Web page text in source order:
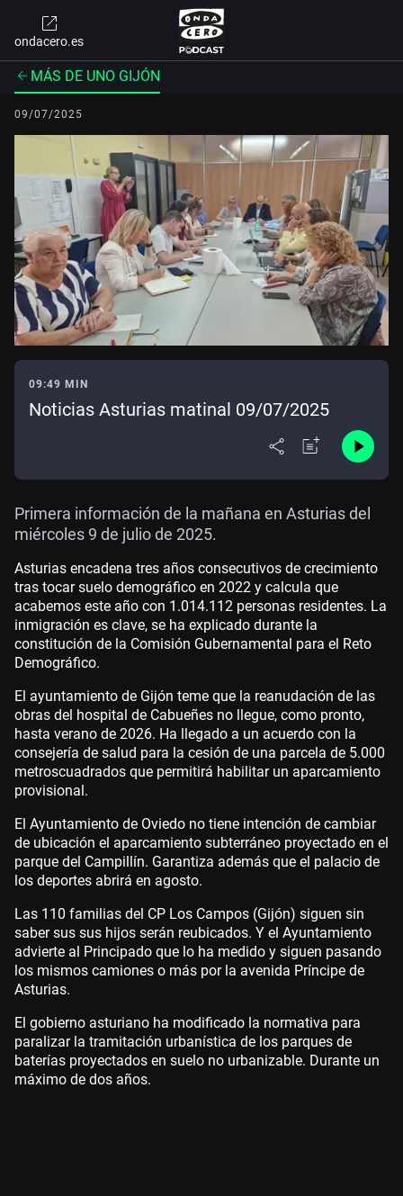
ondacero.es
MÁS DE UNO GIJÓN
09/07/2025
09:49 MIN
Noticias Asturias matinal 09/07/2025
Primera información de la mañana en Asturias del
miércoles 9 de julio de 2025.
Asturias encadena tres años consecutivos de crecimiento
tras tocar suelo demográfico en 2022 y calcula que
acabemos este año con 1.014.112 personas residentes. La
inmigración es clave, se ha explicado durante la
constitución de la Comisión Gubernamental para el Reto
Demográfico.
El ayuntamiento de Gijón teme que la reanudación de las
obras del hospital de Cabueñes no llegue, como pronto,
hasta verano de 2026. Ha llegado a un acuerdo con la
consejería de salud para la cesión de una parcela de 5.000
metroscuadrados que permitirá habilitar un aparcamiento
provisional.
El Ayuntamiento de Oviedo no tiene intención de cambiar
de ubicación el aparcamiento subterráneo proyectado en el
parque del Campillín. Garantiza además que el palacio de
los deportes abrirá en agosto.
Las 110 familias del CP Los Campos (Gijón) siguen sin
saber sus sus hijos serán reubicados. Y el Ayuntamiento
advierte al Principado que lo ha medido y siguen pasando
los mismos camiones o más por la avenida Príncipe de
Asturias.
El gobierno asturiano ha modificado la normativa para
paralizar la tramitación urbanística de los parques de
baterías proyectados en suelo no urbanizable. Durante un
máximo de dos años.